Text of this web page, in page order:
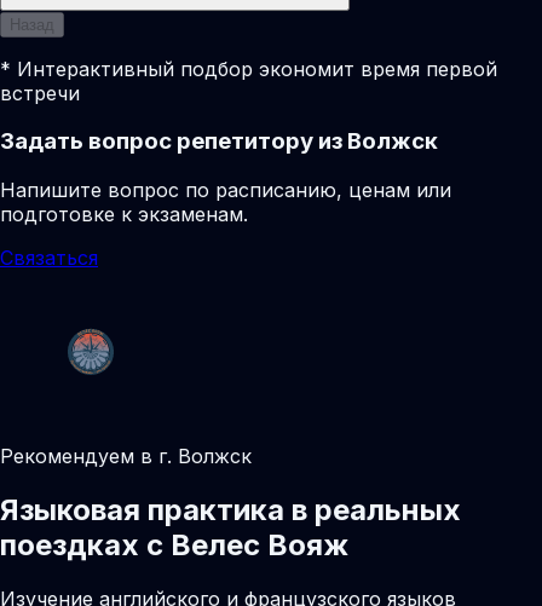
Назад
* Интерактивный подбор экономит время первой
встречи
Задать вопрос репетитору из Волжск
Напишите вопрос по расписанию, ценам или
подготовке к экзаменам.
Связаться
Рекомендуем в г. Волжск
Языковая практика в реальных
поездках с Велес Вояж
Изучение английского и французского языков